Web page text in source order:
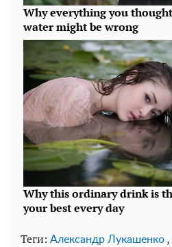
Теги: Александр Лукашенко ,